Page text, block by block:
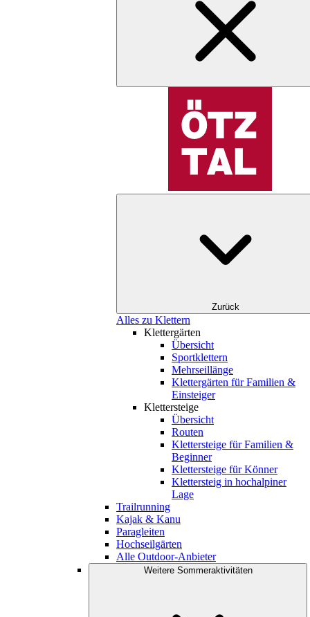
Zurück
Alles zu Klettern
Klettergärten
Übersicht
Sportklettern
Mehrseillänge
Klettergärten für Familien &
Einsteiger
Klettersteige
Übersicht
Routen
Klettersteige für Familien &
Beginner
Klettersteige für Könner
Klettersteig in hochalpiner
Lage
Trailrunning
Kajak & Kanu
Paragleiten
Hochseilgärten
Alle Outdoor-Anbieter
Weitere Sommeraktivitäten